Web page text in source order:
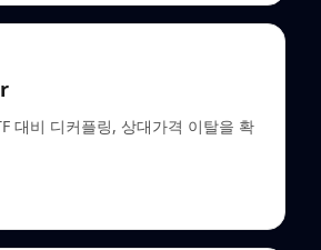
대비 디커플링, 상대가격 이탈을 확